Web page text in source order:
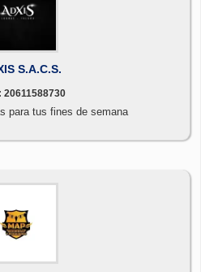
S.A.C.S.
20611588730
para tus fines de semana